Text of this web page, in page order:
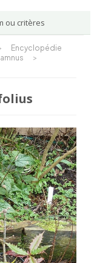
ou critères
Encyclopédie
>